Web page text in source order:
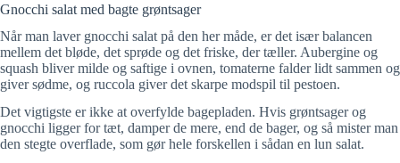
Gnocchi salat med bagte grøntsager
Når man laver gnocchi salat på den her måde, er det især balancen
mellem det bløde, det sprøde og det friske, der tæller. Aubergine og
squash bliver milde og saftige i ovnen, tomaterne falder lidt sammen og
giver sødme, og ruccola giver det skarpe modspil til pestoen.
Det vigtigste er ikke at overfylde bagepladen. Hvis grøntsager og
gnocchi ligger for tæt, damper de mere, end de bager, og så mister man
den stegte overflade, som gør hele forskellen i sådan en lun salat.